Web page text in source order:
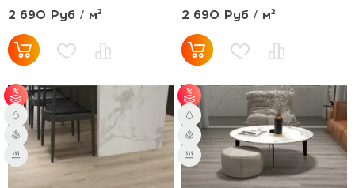
2 690 Руб / м² 2 690 Руб / м²
от 51 м² - скидка 3%;
от 101 м² - скидка 5%.
от 51 м² - скидка 3%;
от 101 м² - скидка 5%.